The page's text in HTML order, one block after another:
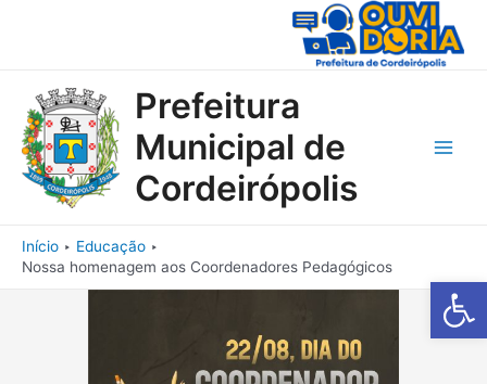
Barra de
Prefeitura
Municipal de
Cordeirópolis
Início
Educação
Nossa homenagem aos Coordenadores Pedagógicos